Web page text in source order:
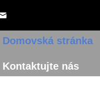
Domovská stránka
Kontaktujte nás